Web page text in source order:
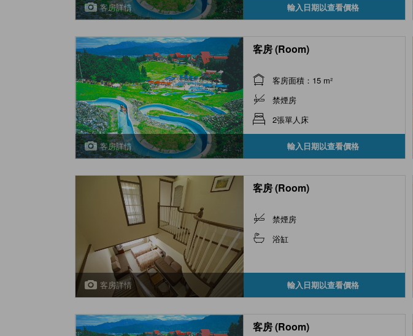
客房詳情 輸入日期以查看價格
客房詳情
客房 (Room)
客房面積：15 m²
禁煙房
2張單人床
輸入日期以查看價格
客房詳情
客房 (Room)
禁煙房
浴缸
輸入日期以查看價格
客房 (Room)